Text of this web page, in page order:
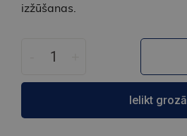
izžūšanas.
Ielikt grozā